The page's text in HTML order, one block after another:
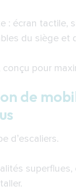
: écran tactile,
du siège
pour
de
d’escaliers.